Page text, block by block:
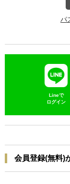
パ
Lineで
ログイン
会員登録(無料)